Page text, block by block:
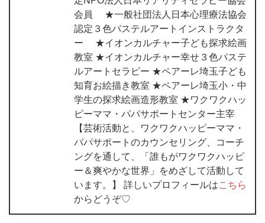
会員 ★一般社団法人日本心理療法協会
認定３色パステルアートインストラクタ
ー ★イオンカルチャー子ども探求絵画
教室 ★イオンカルチャー幸せ３色パステ
ルアートセラピー ★ペアーレ埼玉子ども
知育お絵描き教室 ★ペアーレ埼玉小・中
学生の探求絵画造形教室 ★ワクワクハッ
ピーママ・パパサポートセンター主宰
【芸術活動と、ワクワクハッピーママ・
パパサポートのカウンセリング、コーチ
ングを通して、「誰もがワクワクハッピ
ー＆爽やかな世界」をめざして活動して
います。】 詳しいプロフィールはこちら
からどうぞ♡